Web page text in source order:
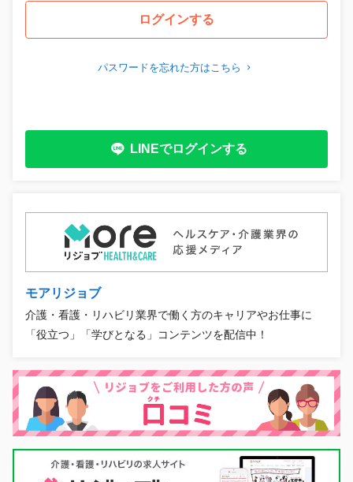
パスワードを忘れた方はこちら
LINEでログインする
モアリジョブ
介護・看護・リハビリ業界で働く方のキャリアやお仕事に
「役立つ」「学びとなる」コンテンツを配信中！